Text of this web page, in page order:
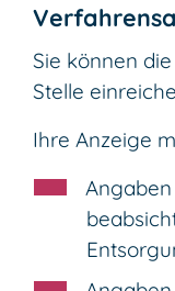
Sie können
Stelle
Ihre Anzeige